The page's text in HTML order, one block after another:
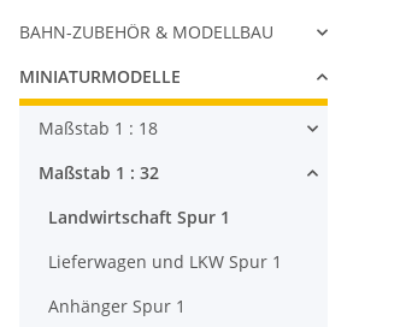
BAHN-ZUBEHÖR & MODELLBAU
MINIATURMODELLE
Maßstab 1 : 18
Maßstab 1 : 32
Landwirtschaft Spur 1
Lieferwagen und LKW Spur 1
Anhänger Spur 1